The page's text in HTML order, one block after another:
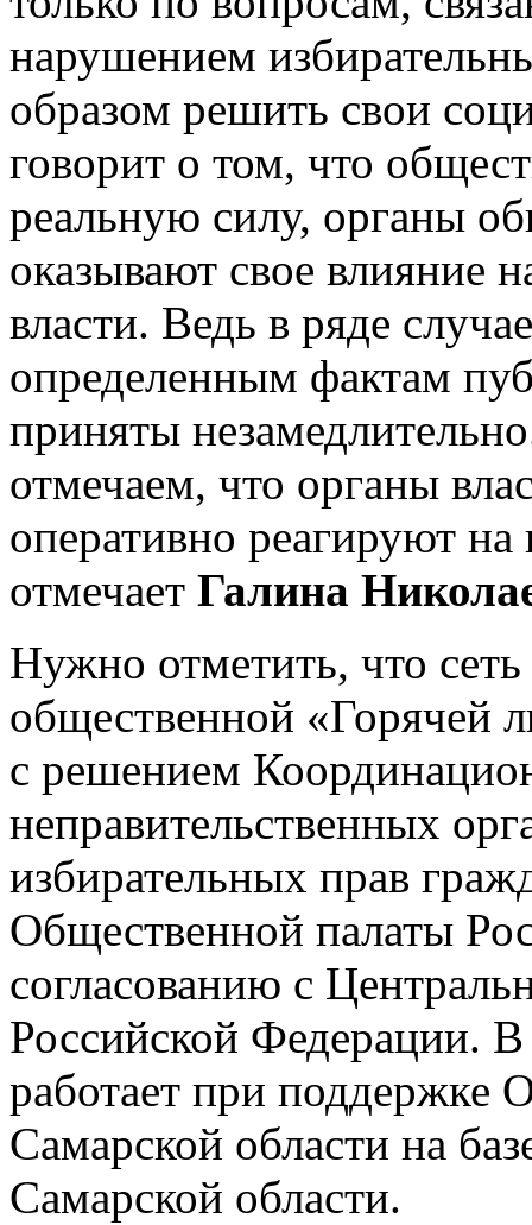
нарушением
образом решить свои
говорит о том, что
реальную силу, органы
оказывают свое влияние
власти. Ведь в ряде
определенным фактам
приняты
отмечаем, что органы
оперативно реагируют
отмечает Галина
Нужно отметить, что
общественной «Горячей
с решением
неправительственных
избирательных прав
Общественной палаты
согласованию с
Российской Федерации.
работает при поддержке
Самарской области на
Самарской области.